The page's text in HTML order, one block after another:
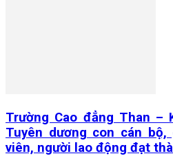
Trường Cao đẳng Than –
Tuyên dương con cán bộ,
viên, người lao động đạt